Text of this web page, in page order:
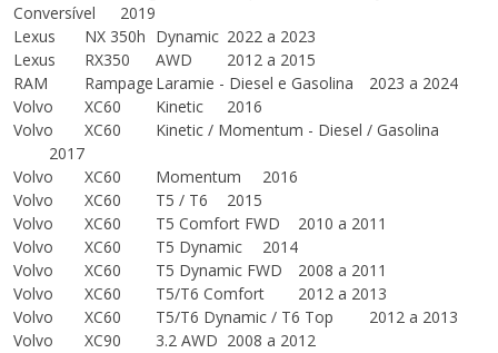
Conversível
2019
Lexus
NX 350h Dynamic 2022 a 2023
Lexus
RX350 AWD
2012 a 2015
RAM
Rampage Laramie - Diesel e Gasolina
2023 a 2024
Volvo
XC60 Kinetic
2016
Volvo
XC60
Kinetic / Momentum - Diesel / Gasolina
2017
Volvo
XC60 Momentum
2016
Volvo
XC60 T5 / T6
2015
Volvo
XC60 T5 Comfort FWD
2010 a 2011
Volvo
XC60 T5 Dynamic
2014
Volvo
XC60 T5 Dynamic FWD
2008 a 2011
Volvo
XC60 T5/T6 Comfort
2012 a 2013
Volvo
XC60 T5/T6 Dynamic / T6 Top
2012 a 2013
Volvo
XC90 3.2 AWD 2008 a 2012